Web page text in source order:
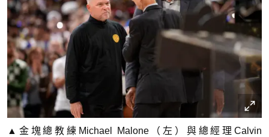
▲金塊總教練Michael Malone（左）與總經理Calvin